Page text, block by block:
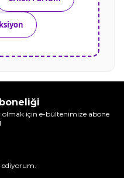
olmak için e-bültenimize abone